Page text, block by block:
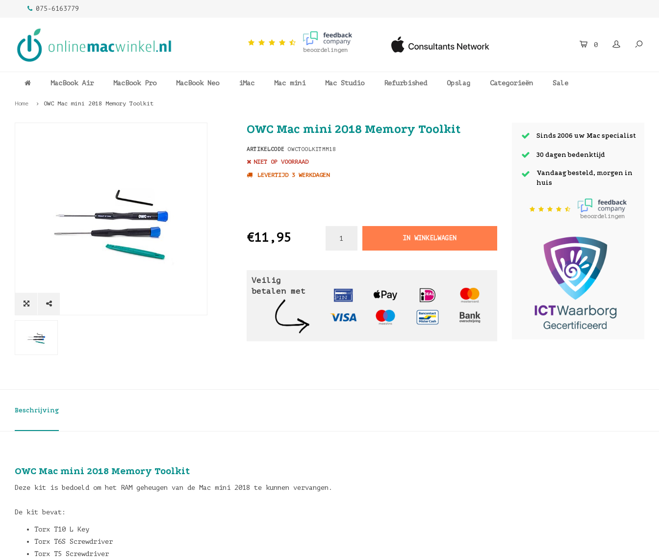
075-6163779
beoordelingen
0
MacBook Air MacBook Pro MacBook Neo iMac Mac mini Mac Studio Refurbished Opslag Categorieën Sale
Home OWC Mac mini 2018 Memory Toolkit
OWC Mac mini 2018 Memory Toolkit
ARTIKELCODE OWCTOOLKITMM18
NIET OP VOORRAAD
LEVERTIJD 3 WERKDAGEN
€11,95 IN WINKELWAGEN
Veilig
betalen met
Sinds 2006 uw Mac specialist
30 dagen bedenktijd
Vandaag besteld, morgen in
huis
beoordelingen
Beschrijving
OWC Mac mini 2018 Memory Toolkit
Deze kit is bedoeld om het RAM geheugen van de Mac mini 2018 te kunnen vervangen.
De kit bevat:
Torx T10 L Key
Torx T6S Screwdriver
Torx T5 Screwdriver